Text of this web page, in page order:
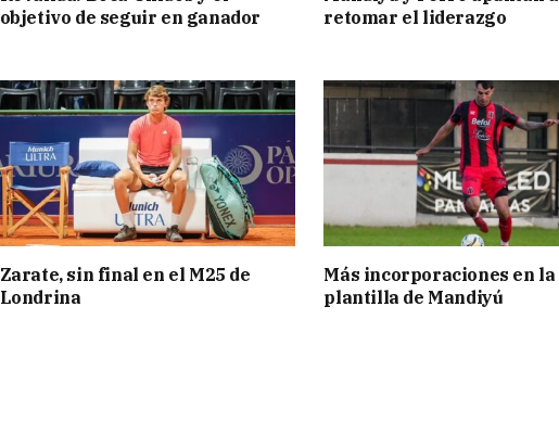
objetivo de seguir en ganador
retomar el liderazgo
Zarate, sin final en el M25 de
Londrina
Más incorporaciones en la
plantilla de Mandiyú